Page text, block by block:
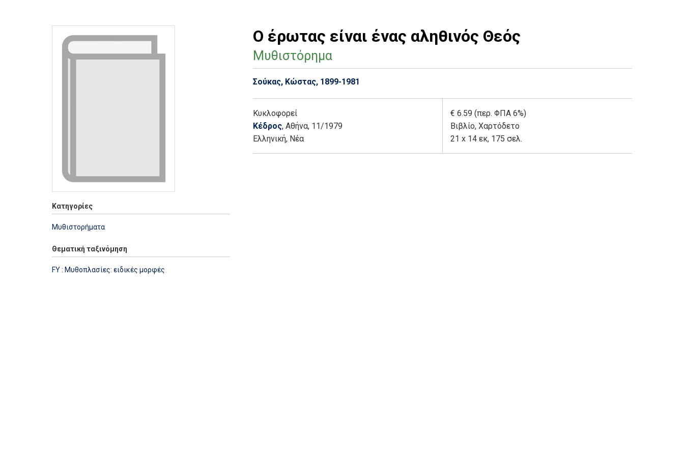
Κατηγορίες
Μυθιστορήματα
Θεματική ταξινόμηση
FY : Μυθοπλασίες: ειδικές μορφές
Ο έρωτας είναι ένας αληθινός Θεός
Μυθιστόρημα
Σούκας, Κώστας, 1899-1981
Κυκλοφορεί
Κέδρος, Αθήνα, 11/1979
Ελληνική, Νέα
€ 6.59 (περ. ΦΠΑ 6%)
Βιβλίο, Χαρτόδετο
21 x 14 εκ, 175 σελ.